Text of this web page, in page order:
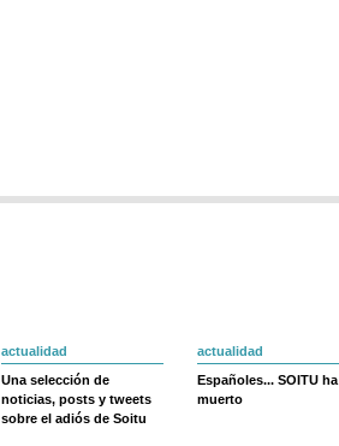
actualidad
Una selección de
noticias, posts y tweets
sobre el adiós de Soitu
actualidad
Españoles... SOITU ha
muerto